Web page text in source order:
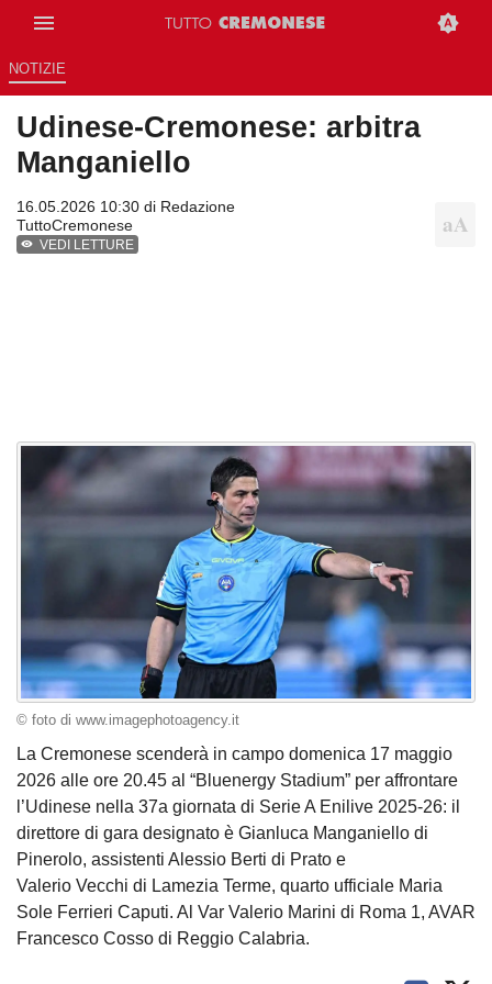
NOTIZIE
Udinese-Cremonese: arbitra
Manganiello
16.05.2026 10:30 di Redazione
TuttoCremonese
VEDI LETTURE
© foto di www.imagephotoagency.it
La Cremonese scenderà in campo domenica 17 maggio
2026 alle ore 20.45 al “Bluenergy Stadium” per affrontare
l’Udinese nella 37a giornata di Serie A Enilive 2025-26: il
direttore di gara designato è Gianluca Manganiello di
Pinerolo, assistenti Alessio Berti di Prato e
Valerio Vecchi di Lamezia Terme, quarto ufficiale Maria
Sole Ferrieri Caputi. Al Var Valerio Marini di Roma 1, AVAR
Francesco Cosso di Reggio Calabria.